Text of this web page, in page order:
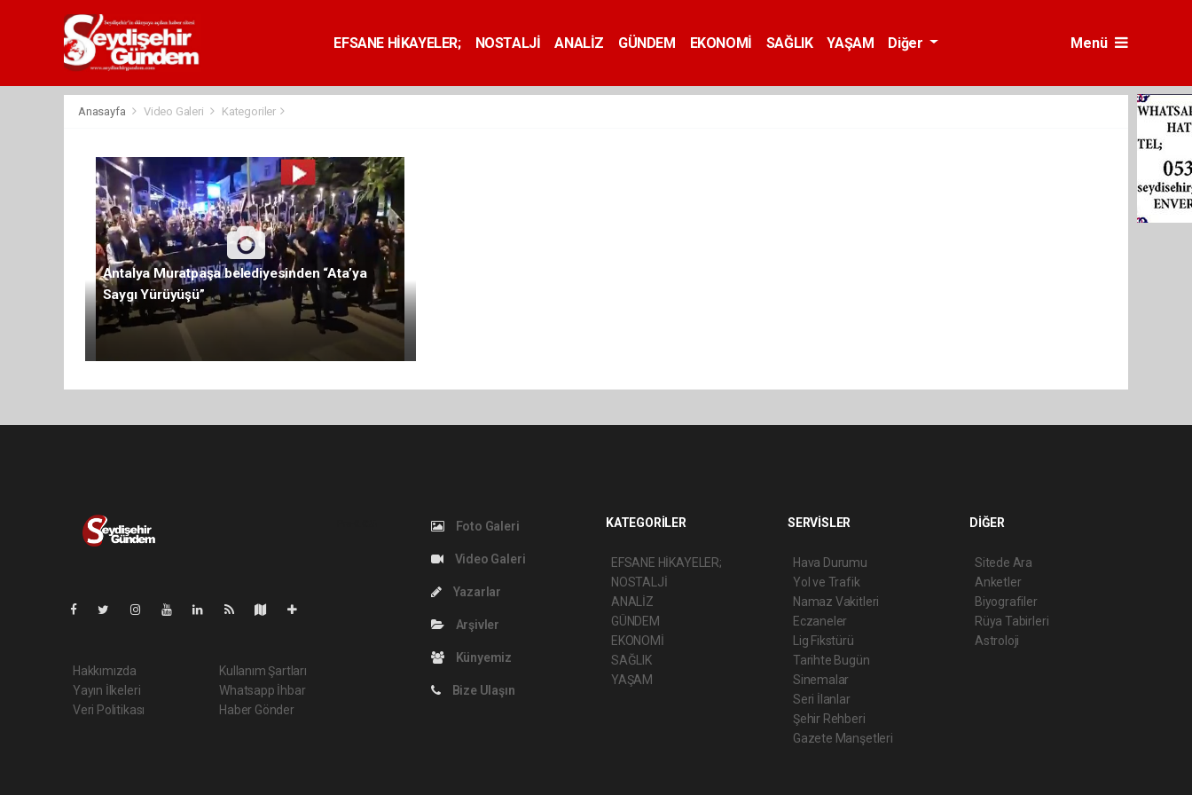
EFSANE HİKAYELER; NOSTALJİ ANALİZ GÜNDEM EKONOMİ SAĞLIK YAŞAM Diğer Menü
Anasayfa Video Galeri Kategoriler
Antalya Muratpaşa belediyesinden “Ata’ya
Saygı Yürüyüşü”
Hakkımızda
Yayın İlkeleri
Veri Politikası
Kullanım Şartları
Whatsapp İhbar
Haber Gönder
Foto Galeri
Video Galeri
Yazarlar
Arşivler
Künyemiz
Bize Ulaşın
KATEGORİLER
EFSANE HİKAYELER;
NOSTALJİ
ANALİZ
GÜNDEM
EKONOMİ
SAĞLIK
YAŞAM
SERVİSLER
Hava Durumu
Yol ve Trafik
Namaz Vakitleri
Eczaneler
Lig Fikstürü
Tarihte Bugün
Sinemalar
Seri İlanlar
Şehir Rehberi
Gazete Manşetleri
DİĞER
Sitede Ara
Anketler
Biyografiler
Rüya Tabirleri
Astroloji